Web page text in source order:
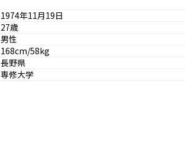
1974年11月19日
27歳
男性
168cm/58kg
長野県
専修大学